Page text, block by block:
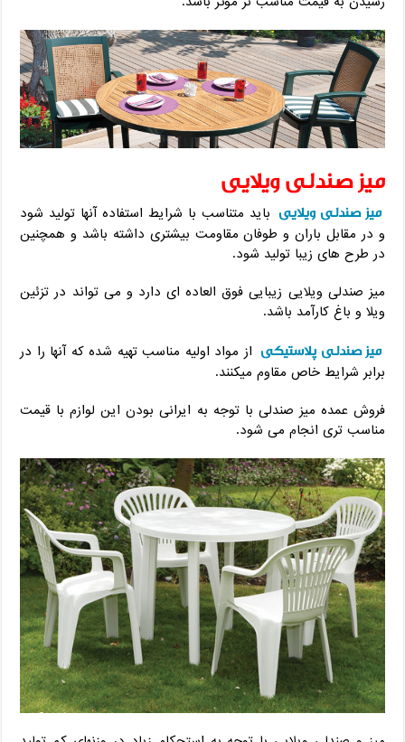
میز صندلی ویلایی
میز صندلی ویلایی باید متناسب با شرایط استفاده آنها تولید شود
و در مقابل باران و طوفان مقاومت بیشتری داشته باشد و همچنین
در طرح های زیبا تولید شود.
میز صندلی ویلایی زیبایی فوق العاده ای دارد و می تواند در تزئین
ویلا و باغ کارآمد باشد.
میز صندلی پلاستیکی از مواد اولیه مناسب تهیه شده که آنها را در
برابر شرایط خاص مقاوم میکنند.
فروش عمده میز صندلی با توجه به ایرانی بودن این لوازم با قیمت
مناسب تری انجام می شود.